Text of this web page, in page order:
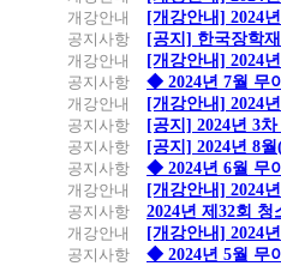
개강안내
[개강안내] 2024
공지사항
[공지] 한국장학
개강안내
[개강안내] 2024
공지사항
◆ 2024년 7월 무
개강안내
[개강안내] 2024
공지사항
[공지] 2024년 3
공지사항
[공지] 2024년 8
공지사항
◆ 2024년 6월 무
개강안내
[개강안내] 2024
공지사항
2024년 제32회
개강안내
[개강안내] 2024
공지사항
◆ 2024년 5월 무